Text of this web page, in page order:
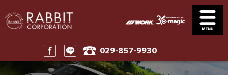
029-857-9930
Service